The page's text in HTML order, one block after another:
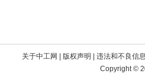
关于中工网 版权声明
| 违法和不良信
Copyright ©